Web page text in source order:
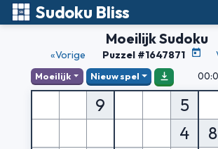
Sudoku Bliss
Moeilijk Sudoku
«Vorige Puzzel #1647871
Moeilijk Nieuw spel
9 5
4
8